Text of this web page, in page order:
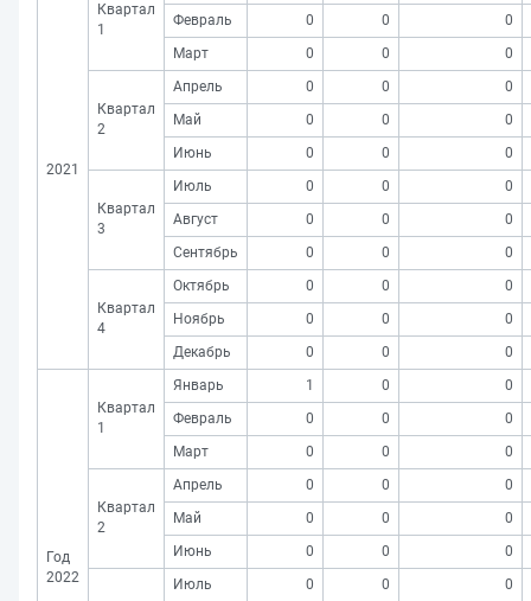
2021
Квартал
1
Февраль
0 0
0
Март
0 0 0
Квартал
2
Апрель 0 0
0
Май
0 0
0
Июнь
0 0 0
Квартал
3
Июль 0 0
0
Август
0 0
0
Сентябрь
0 0 0
Квартал
4
Октябрь 0 0
0
Ноябрь
0 0
0
Декабрь
0 0 0
Год
2022
Квартал
1
Январь 1 0
0
Февраль
0 0
0
Март
0 0 0
Квартал
2
Апрель 0 0
0
Май
0 0
0
Июнь
0 0 0
Июль 0 0 0